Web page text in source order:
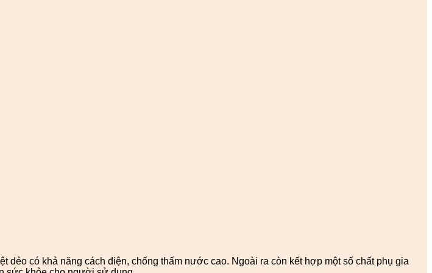
có khả năng cách điện, chống thấm nước cao. Ngoài ra còn kết hợp một số chất phụ gia